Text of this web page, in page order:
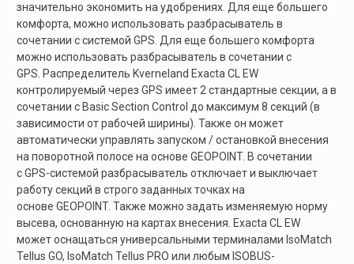
значительно экономить на удобрениях. Для еще большего
комфорта, можно использовать разбрасыватель в
сочетании с системой GPS. Для еще большего комфорта
можно использовать разбрасыватель в сочетании с
GPS. Распределитель Kverneland Exacta CL EW
контролируемый через GPS имеет 2 стандартные секции, а в
сочетании с Basic Section Control до максимум 8 секций (в
зависимости от рабочей ширины). Также он может
автоматически управлять запуском / остановкой внесения
на поворотной полосе на основе GEOPOINT. В сочетании
с GPS-системой разбрасыватель отключает и выключает
работу секций в строго заданных точках на
основе GEOPOINT. Также можно задать изменяемую норму
высева, основанную на картах внесения. Exacta CL EW
может оснащаться универсальными терминалами IsoMatch
Tellus GO, IsoMatch Tellus PRO или любым ISOBUS-